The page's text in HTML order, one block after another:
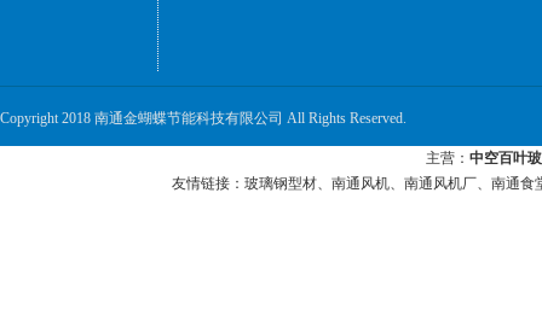
Copyright 2018 南通金蝴蝶节能科技有限公司 All Rights Reserved.
主营： 中空百叶
友情链接： 玻璃钢型材、 南通风机、 南通风机厂、 南通食